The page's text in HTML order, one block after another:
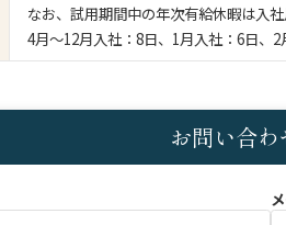
なお、試用期間中の年次有給休暇は入
4月～12月入社：8日、1月入社：6日、
お問い合